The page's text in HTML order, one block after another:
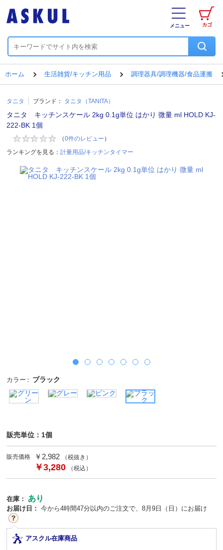
カゴ
メニュー
ホーム 生活雑貨/キッチン用品 調理器具/調理機器/食品運搬
タニタ ブランド： タニタ（TANITA）
タニタ キッチンスケール 2kg 0.1g単位 はかり 微量 ml HOLD KJ-
222-BK 1個
（0件のレビュー ）
ランキングを見る： 計量用品/キッチンタイマー
カラー ブラック
販売単位：1個
販売価格 ￥2,982 （税抜き）
￥3,280 （税込）
在庫： あり
お届け日： 今から4時間47分 以内のご注文で、8月9日（日）にお届け
アスクル在庫商品